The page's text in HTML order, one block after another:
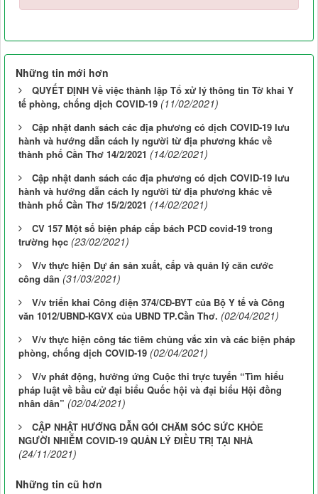
Những tin mới hơn
QUYẾT ĐỊNH Về việc thành lập Tổ xử lý thông tin Tờ khai Y
tế phòng, chống dịch COVID-19 (11/02/2021)
Cập nhật danh sách các địa phương có dịch COVID-19 lưu
hành và hướng dẫn cách ly người từ địa phương khác về
thành phố Cần Thơ 14/2/2021 (14/02/2021)
Cập nhật danh sách các địa phương có dịch COVID-19 lưu
hành và hướng dẫn cách ly người từ địa phương khác về
thành phố Cần Thơ 15/2/2021 (14/02/2021)
CV 157 Một số biện pháp cấp bách PCD covid-19 trong
trường học (23/02/2021)
V/v thực hiện Dự án sản xuất, cấp và quản lý căn cước
công dân (31/03/2021)
V/v triển khai Công điện 374/CĐ-BYT của Bộ Y tế và Công
văn 1012/UBND-KGVX của UBND TP.Cần Thơ. (02/04/2021)
V/v thực hiện công tác tiêm chủng vắc xin và các biện pháp
phòng, chống dịch COVID-19 (02/04/2021)
V/v phát động, hưởng ứng Cuộc thi trực tuyến “Tìm hiểu
pháp luật về bầu cử đại biểu Quốc hội và đại biểu Hội đồng
nhân dân” (02/04/2021)
CẬP NHẬT HƯỚNG DẪN GÓI CHĂM SÓC SỨC KHỎE
NGƯỜI NHIỄM COVID-19 QUẢN LÝ ĐIỀU TRỊ TẠI NHÀ
(24/11/2021)
Những tin cũ hơn